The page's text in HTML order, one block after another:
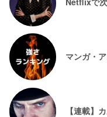
マンガ・
【連載】